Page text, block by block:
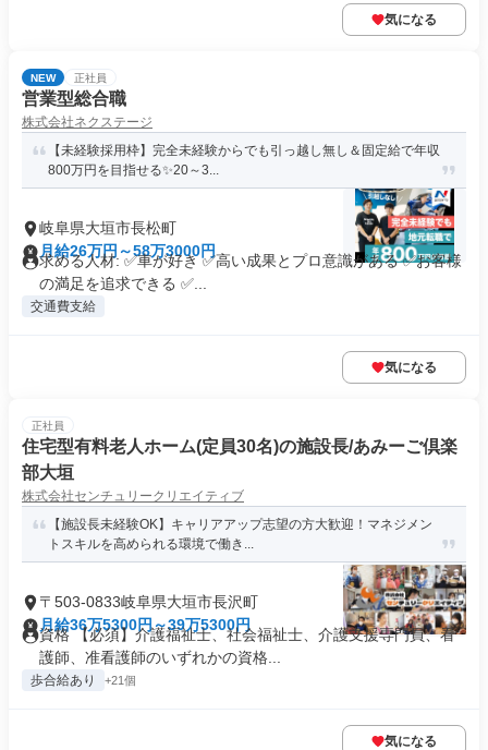
気になる
NEW 正社員
営業型総合職
株式会社ネクステージ
【未経験採用枠】完全未経験からでも引っ越し無し＆固定給で年収
800万円を目指せる✨20～3...
岐阜県大垣市長松町
月給26万円～58万3000円
求める人材: ✅車が好き ✅高い成果とプロ意識がある ✅お客様
の満足を追求できる ✅...
交通費支給
気になる
正社員
住宅型有料老人ホーム(定員30名)の施設長/あみーご倶楽
部大垣
株式会社センチュリークリエイティブ
【施設長未経験OK】キャリアアップ志望の方大歓迎！マネジメン
トスキルを高められる環境で働き...
〒503-0833岐阜県大垣市長沢町
月給36万5300円～39万5300円
資格 【必須】介護福祉士、社会福祉士、介護支援専門員、看
護師、准看護師のいずれかの資格...
歩合給あり +21個
気になる